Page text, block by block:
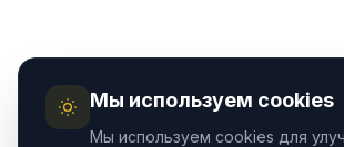
Мы используем cookies
Мы используем cookies для